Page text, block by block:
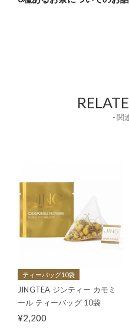
- 関
ティーバッグ10袋
JINGTEA ジンティー カモミ
ール ティーバッグ 10袋
¥2,200